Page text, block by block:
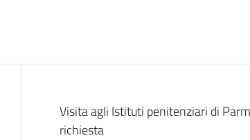
Cos'è
Visita agli Istituti penitenziari di
richiesta